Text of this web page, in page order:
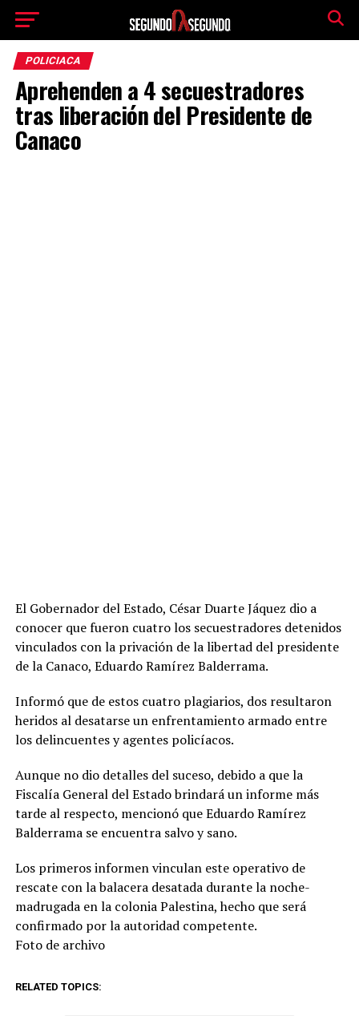
POLICIACA
Aprehenden a 4 secuestradores
tras liberación del Presidente de
Canaco
El Gobernador del Estado, César Duarte Jáquez dio a
conocer que fueron cuatro los secuestradores detenidos
vinculados con la privación de la libertad del presidente
de la Canaco, Eduardo Ramírez Balderrama.
Informó que de estos cuatro plagiarios, dos resultaron
heridos al desatarse un enfrentamiento armado entre
los delincuentes y agentes policíacos.
Aunque no dio detalles del suceso, debido a que la
Fiscalía General del Estado brindará un informe más
tarde al respecto, mencionó que Eduardo Ramírez
Balderrama se encuentra salvo y sano.
Los primeros informen vinculan este operativo de
rescate con la balacera desatada durante la noche-
madrugada en la colonia Palestina, hecho que será
confirmado por la autoridad competente.
Foto de archivo
RELATED TOPICS: